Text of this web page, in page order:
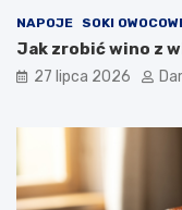
NAPOJE SOKI
Jak zrobić wino z
27 lipca 2026